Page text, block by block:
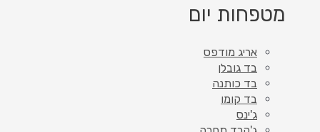
מטפחות יום
אריג מודפס
בד גובלן
בד כותנה
בד קומו
ג'ינס